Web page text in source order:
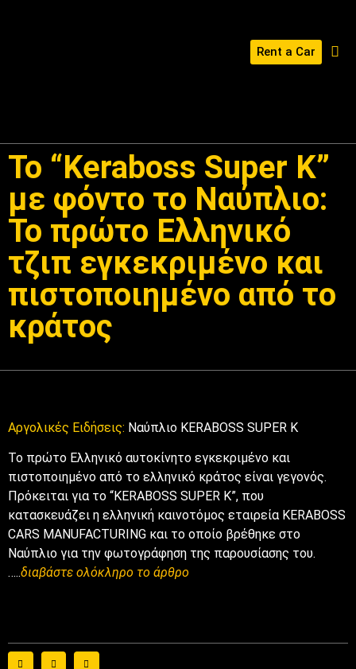
Rent a Car
Το “Keraboss Super K”
με φόντο το Ναύπλιο:
Το πρώτο Ελληνικό
τζιπ εγκεκριμένο και
πιστοποιημένο από το
κράτος
Αργολικές Ειδήσεις: Ναύπλιο KERABOSS SUPER K
Το πρώτο Ελληνικό αυτοκίνητο εγκεκριμένο και
πιστοποιημένο από το ελληνικό κράτος είναι γεγονός.
Πρόκειται για το “KERABOSS SUPER K”, που
κατασκευάζει η ελληνική καινοτόμος εταιρεία KERABOSS
CARS MANUFACTURING και το οποίο βρέθηκε στο
Ναύπλιο για την φωτογράφηση της παρουσίασης του.
…..διαβάστε ολόκληρο το άρθρο